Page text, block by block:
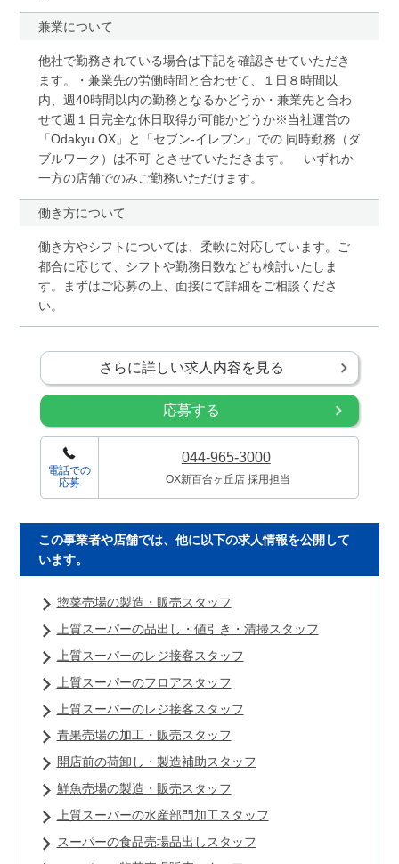
兼業について
他社で勤務されている場合は下記を確認させていただき
ます。・兼業先の労働時間と合わせて、１日８時間以
内、週40時間以内の勤務となるかどうか・兼業先と合わ
せて週１日完全な休日取得が可能かどうか※当社運営の
「Odakyu OX」と「セブン-イレブン」での 同時勤務（ダ
ブルワーク）は不可 とさせていただきます。 いずれか
一方の店舗でのみご勤務いただけます。
働き方について
働き方やシフトについては、柔軟に対応しています。ご
都合に応じて、シフトや勤務日数なども検討いたしま
す。まずはご応募の上、面接にて詳細をご相談くださ
い。
さらに詳しい求人内容を見る
応募する
電話での
応募
044-965-3000
OX新百合ヶ丘店 採用担当
この事業者や店舗では、他に以下の求人情報を公開して
います。
惣菜売場の製造・販売スタッフ
上質スーパーの品出し・値引き・清掃スタッフ
上質スーパーのレジ接客スタッフ
上質スーパーのフロアスタッフ
上質スーパーのレジ接客スタッフ
青果売場の加工・販売スタッフ
開店前の荷卸し・製造補助スタッフ
鮮魚売場の製造・販売スタッフ
上質スーパーの水産部門加工スタッフ
スーパーの食品売場品出しスタッフ